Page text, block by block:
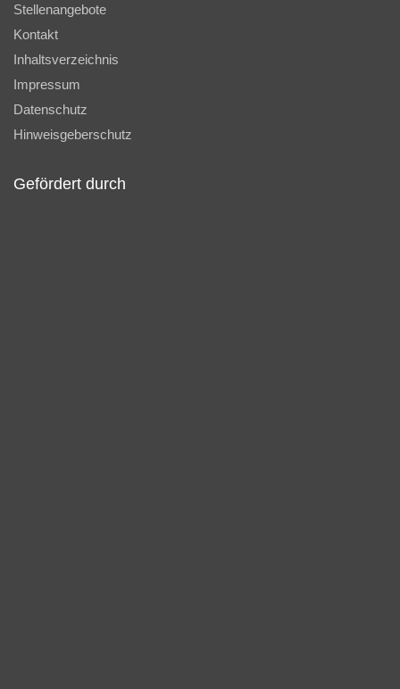
Stellenangebote
Kontakt
Inhaltsverzeichnis
Impressum
Datenschutz
Hinweisgeberschutz
Gefördert durch